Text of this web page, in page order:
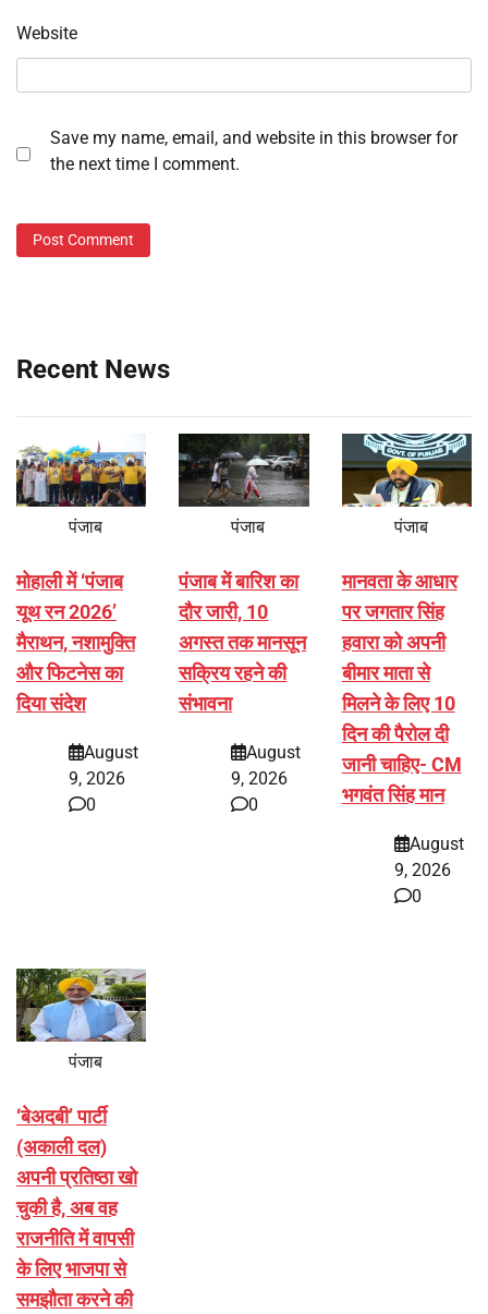
Website
Save my name, email, and website in this browser for
the next time I comment.
Recent News
पंजाब
मोहाली में ‘पंजाब
यूथ रन 2026’
मैराथन, नशामुक्ति
और फिटनेस का
दिया संदेश
August
9, 2026
0
पंजाब
पंजाब में बारिश का
दौर जारी, 10
अगस्त तक मानसून
सक्रिय रहने की
संभावना
August
9, 2026
0
पंजाब
मानवता के आधार
पर जगतार सिंह
हवारा को अपनी
बीमार माता से
मिलने के लिए 10
दिन की पैरोल दी
जानी चाहिए- CM
भगवंत सिंह मान
August
9, 2026
0
पंजाब
‘बेअदबी’ पार्टी
(अकाली दल)
अपनी प्रतिष्ठा खो
चुकी है, अब वह
राजनीति में वापसी
के लिए भाजपा से
समझौता करने की